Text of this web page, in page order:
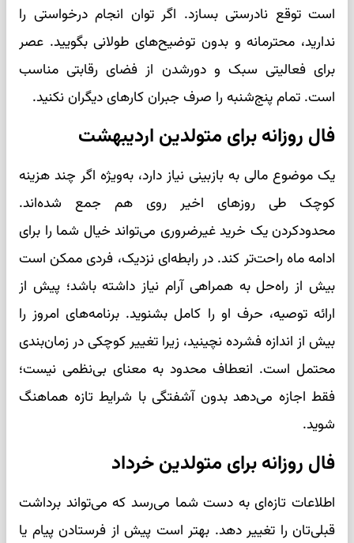
است توقع نادرستی بسازد. اگر توان انجام درخواستی را
ندارید، محترمانه و بدون توضیح‌های طولانی بگویید. عصر
برای فعالیتی سبک و دورشدن از فضای رقابتی مناسب
است. تمام پنج‌شنبه را صرف جبران کارهای دیگران نکنید.
فال روزانه برای متولدین اردیبهشت
یک موضوع مالی به بازبینی نیاز دارد، به‌ویژه اگر چند هزینه
کوچک طی روزهای اخیر روی هم جمع شده‌اند.
محدودکردن یک خرید غیرضروری می‌تواند خیال شما را برای
ادامه ماه راحت‌تر کند. در رابطه‌ای نزدیک، فردی ممکن است
بیش از راه‌حل به همراهی آرام نیاز داشته باشد؛ پیش از
ارائه توصیه، حرف او را کامل بشنوید. برنامه‌های امروز را
بیش از اندازه فشرده نچینید، زیرا تغییر کوچکی در زمان‌بندی
محتمل است. انعطاف محدود به معنای بی‌نظمی نیست؛
فقط اجازه می‌دهد بدون آشفتگی با شرایط تازه هماهنگ
شوید.
فال روزانه برای متولدین خرداد
اطلاعات تازه‌ای به دست شما می‌رسد که می‌تواند برداشت
قبلی‌تان را تغییر دهد. بهتر است پیش از فرستادن پیام یا